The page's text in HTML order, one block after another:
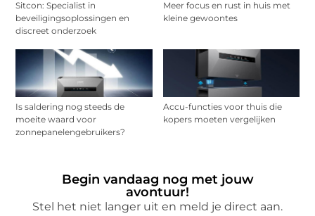
Sitcon: Specialist in
beveiligingsoplossingen en
discreet onderzoek
Meer focus en rust in huis met
kleine gewoontes
Is saldering nog steeds de
moeite waard voor
zonnepanelengebruikers?
Accu-functies voor thuis die
kopers moeten vergelijken
Begin vandaag nog met jouw
avontuur!
Stel het niet langer uit en meld je direct aan.